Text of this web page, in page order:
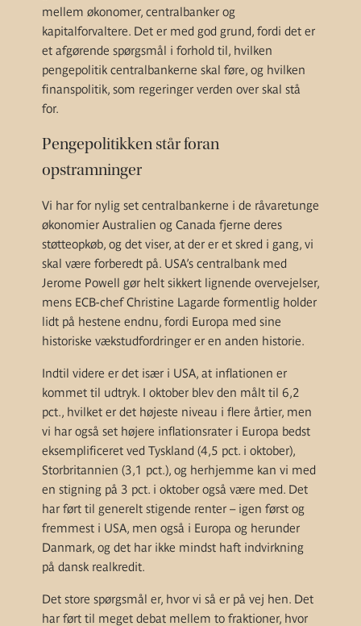
mellem økonomer, centralbanker og
kapitalforvaltere. Det er med god grund, fordi det er
et afgørende spørgsmål i forhold til, hvilken
pengepolitik centralbankerne skal føre, og hvilken
finanspolitik, som regeringer verden over skal stå
for.
Pengepolitikken står foran
opstramninger
Vi har for nylig set centralbankerne i de råvaretunge
økonomier Australien og Canada fjerne deres
støtteopkøb, og det viser, at der er et skred i gang, vi
skal være forberedt på. USA’s centralbank med
Jerome Powell gør helt sikkert lignende overvejelser,
mens ECB-chef Christine Lagarde formentlig holder
lidt på hestene endnu, fordi Europa med sine
historiske vækstudfordringer er en anden historie.
Indtil videre er det især i USA, at inflationen er
kommet til udtryk. I oktober blev den målt til 6,2
pct., hvilket er det højeste niveau i flere årtier, men
vi har også set højere inflationsrater i Europa bedst
eksemplificeret ved Tyskland (4,5 pct. i oktober),
Storbritannien (3,1 pct.), og herhjemme kan vi med
en stigning på 3 pct. i oktober også være med. Det
har ført til generelt stigende renter – igen først og
fremmest i USA, men også i Europa og herunder
Danmark, og det har ikke mindst haft indvirkning
på dansk realkredit.
Det store spørgsmål er, hvor vi så er på vej hen. Det
har ført til meget debat mellem to fraktioner, hvor